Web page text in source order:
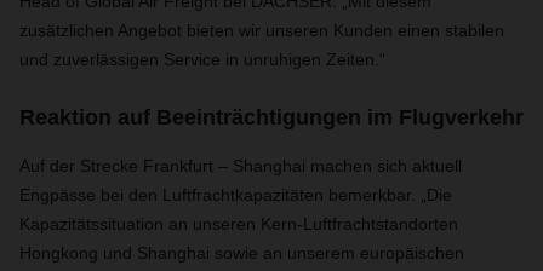
zusätzlichen Angebot bieten wir unseren Kunden einen stabilen
und zuverlässigen Service in unruhigen Zeiten.“
Reaktion auf Beeinträchtigungen im Flugverkehr
Auf der Strecke Frankfurt – Shanghai machen sich aktuell
Engpässe bei den Luftfrachtkapazitäten bemerkbar. „Die
Kapazitätssituation an unseren Kern-Luftfrachtstandorten
Hongkong und Shanghai sowie an unserem europäischen